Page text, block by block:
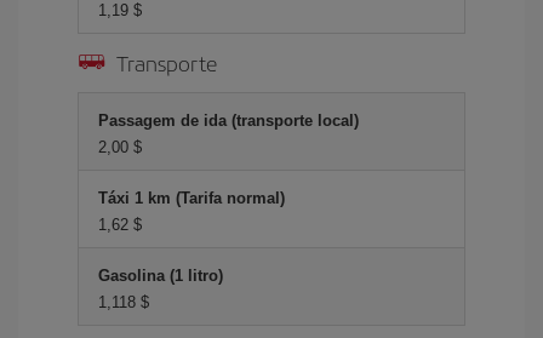
1,19 $
Transporte
Passagem de ida (transporte local)
2,00 $
Táxi 1 km (Tarifa normal)
1,62 $
Gasolina (1 litro)
1,118 $